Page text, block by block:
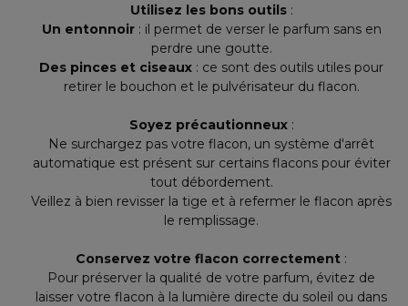
Utilisez les bons outils:
Un entonnoir: il permet de verser le parfum sans en
perdre une goutte.
Des pinces et ciseaux : ce sont des outils utiles pour
retirer le bouchon et le pulvérisateur du flacon.
Soyez précautionneux:
Ne surchargez pas votre flacon, un système d'arrêt
automatique est présent sur certains flacons pour éviter
tout débordement.
Veillez à bien revisser la tige et à refermer le flacon après
le remplissage.
Conservez votre flacon correctement :
Pour préserver la qualité de votre parfum, évitez de
laisser votre flacon à la lumière directe du soleil ou dans